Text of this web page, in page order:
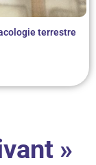
terrestre
»